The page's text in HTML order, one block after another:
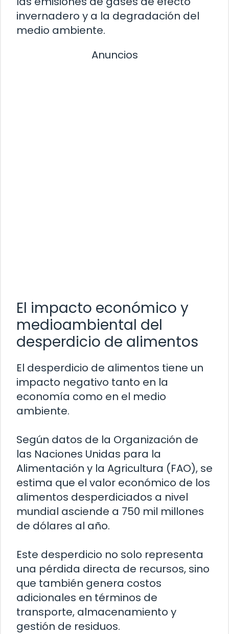
invernadero y a la degradación del
medio ambiente.
Anuncios
El impacto económico y
medioambiental del
desperdicio de alimentos
El desperdicio de alimentos tiene un
impacto negativo tanto en la
economía como en el medio
ambiente.
Según datos de la Organización de
las Naciones Unidas para la
Alimentación y la Agricultura (FAO), se
estima que el valor económico de los
alimentos desperdiciados a nivel
mundial asciende a 750 mil millones
de dólares al año.
Este desperdicio no solo representa
una pérdida directa de recursos, sino
que también genera costos
adicionales en términos de
transporte, almacenamiento y
gestión de residuos.